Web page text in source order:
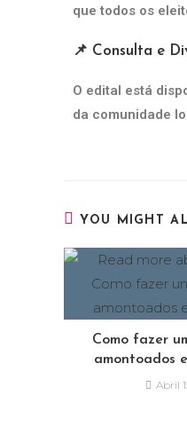
que todos os
📌 Consulta e
O edital está
da comunidade
YOU MIGHT
Como fazer
amontoados
Abril